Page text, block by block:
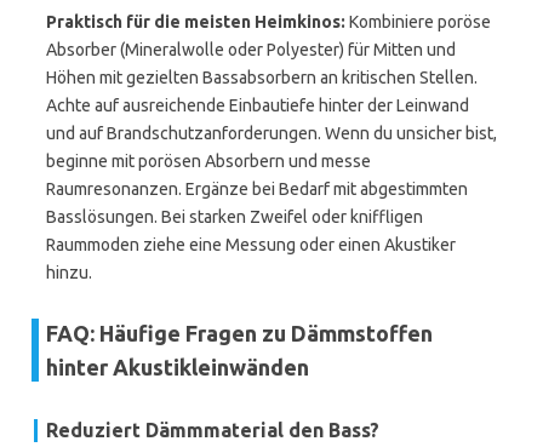
Praktisch für die meisten Heimkinos: Kombiniere poröse
Absorber (Mineralwolle oder Polyester) für Mitten und
Höhen mit gezielten Bassabsorbern an kritischen Stellen.
Achte auf ausreichende Einbautiefe hinter der Leinwand
und auf Brandschutzanforderungen. Wenn du unsicher bist,
beginne mit porösen Absorbern und messe
Raumresonanzen. Ergänze bei Bedarf mit abgestimmten
Basslösungen. Bei starken Zweifel oder kniffligen
Raummoden ziehe eine Messung oder einen Akustiker
hinzu.
FAQ: Häufige Fragen zu Dämmstoffen
hinter Akustikleinwänden
Reduziert Dämmmaterial den Bass?